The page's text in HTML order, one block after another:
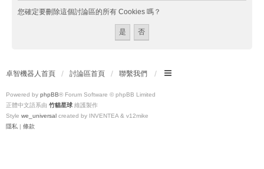
您確定要刪除這個討論區的所有 Cookies 嗎？
卓智機器人首頁 討論區首頁 聯繫我們
Powered by phpBB® Forum Software © phpBB Limited
正體中文語系由 竹貓星球 維護製作
Style we_universal created by INVENTEA & v12mike
隱私 | 條款